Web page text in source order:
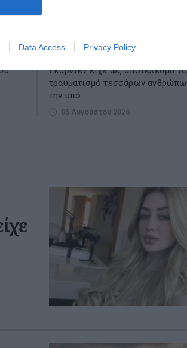
Data Access Privacy Policy
κέντρο του Λονδίνου στην Αγγλία.
Γκάρντεν είχε ως αποτέλεσμα
τραυματισμό τεσσάρων
την υπό...
05 Αυγούστου 2026